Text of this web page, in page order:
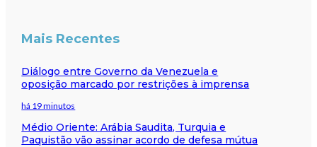
Mais Recentes
Diálogo entre Governo da Venezuela e
oposição marcado por restrições à imprensa
há 19 minutos
Médio Oriente: Arábia Saudita, Turquia e
Paquistão vão assinar acordo de defesa mútua